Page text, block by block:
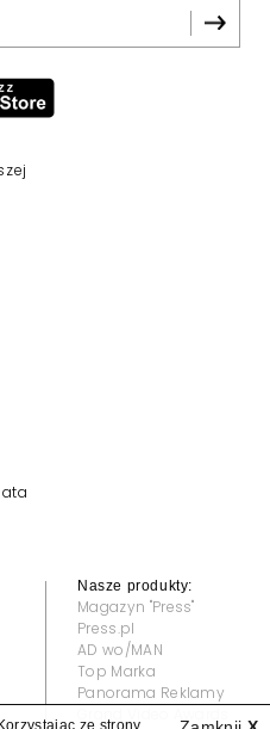
Nasze produkty:
Magazyn "Press"
Press.pl
AD wo/MAN
Top Marka
Panorama Reklamy
ze strony